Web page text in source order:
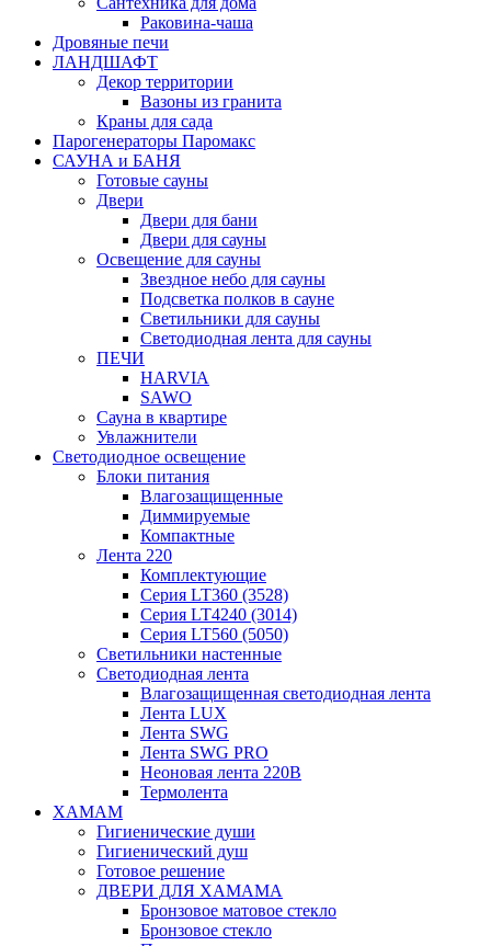
Раковина-чаша
Дровяные печи
ЛАНДШАФТ
Декор территории
Вазоны из гранита
Краны для сада
Парогенераторы Паромакс
САУНА и БАНЯ
Готовые сауны
Двери
Двери для бани
Двери для сауны
Освещение для сауны
Звездное небо для сауны
Подсветка полков в сауне
Светильники для сауны
Светодиодная лента для сауны
ПЕЧИ
HARVIA
SAWO
Сауна в квартире
Увлажнители
Светодиодное освещение
Блоки питания
Влагозащищенные
Диммируемые
Компактные
Лента 220
Комплектующие
Серия LT360 (3528)
Серия LT4240 (3014)
Серия LT560 (5050)
Светильники настенные
Светодиодная лента
Влагозащищенная светодиодная лента
Лента LUX
Лента SWG
Лента SWG PRO
Неоновая лента 220В
Термолента
ХАМАМ
Гигиенические души
Гигиенический душ
Готовое решение
ДВЕРИ ДЛЯ ХАМАМА
Бронзовое матовое стекло
Бронзовое стекло